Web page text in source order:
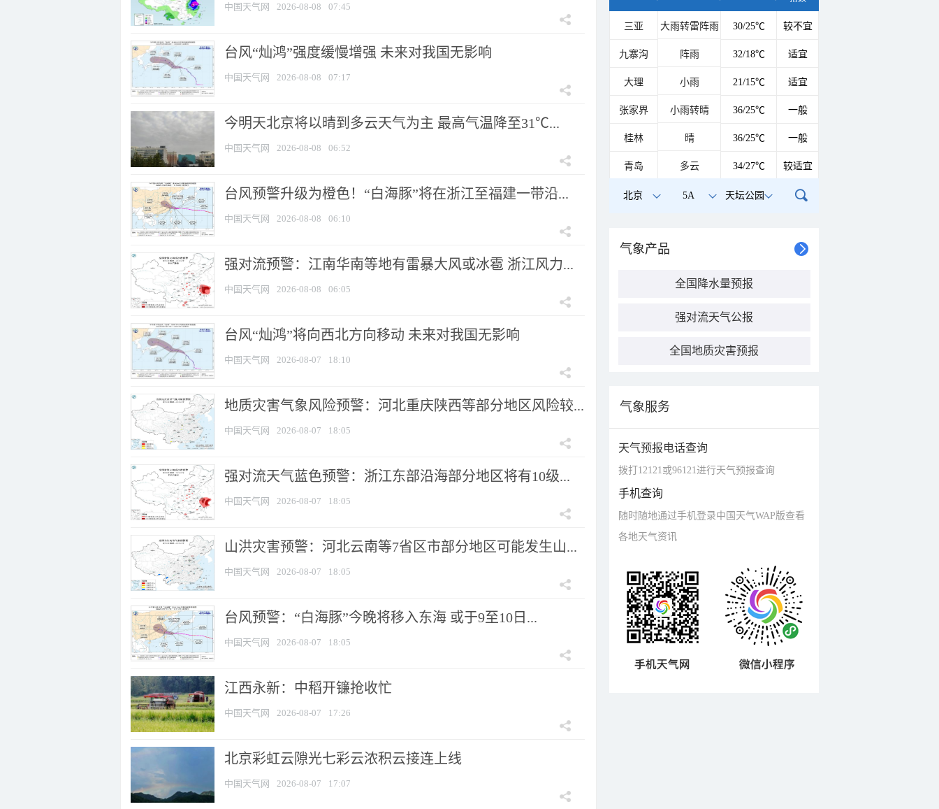
中国天气网 2026-08-08 07:45
台风“灿鸿”强度缓慢增强 未来对我国无影响
中国天气网 2026-08-08 07:17
今明天北京将以晴到多云天气为主 最高气温降至31℃...
中国天气网 2026-08-08 06:52
台风预警升级为橙色！“白海豚”将在浙江至福建一带沿...
中国天气网 2026-08-08 06:10
强对流预警：江南华南等地有雷暴大风或冰雹 浙江风力...
中国天气网 2026-08-08 06:05
台风“灿鸿”将向西北方向移动 未来对我国无影响
中国天气网 2026-08-07 18:10
地质灾害气象风险预警：河北重庆陕西等部分地区风险较...
中国天气网 2026-08-07 18:05
强对流天气蓝色预警：浙江东部沿海部分地区将有10级...
中国天气网 2026-08-07 18:05
山洪灾害预警：河北云南等7省区市部分地区可能发生山...
中国天气网 2026-08-07 18:05
台风预警：“白海豚”今晚将移入东海 或于9至10日...
中国天气网 2026-08-07 18:05
江西永新：中稻开镰抢收忙
中国天气网 2026-08-07 17:26
北京彩虹云隙光七彩云浓积云接连上线
中国天气网 2026-08-07 17:07
三亚 大雨转雷阵雨 30/25℃ 较不宜
九寨沟 阵雨 32/18℃ 适宜
大理 小雨 21/15℃ 适宜
张家界 小雨转晴 36/25℃ 一般
桂林 晴 36/25℃ 一般
青岛 多云 34/27℃ 较适宜
北京 5A 天坛公园
气象产品
全国降水量预报
强对流天气公报
全国地质灾害预报
气象服务
天气预报电话查询
拨打12121或96121进行天气预报查询
手机查询
随时随地通过手机登录中国天气WAP版查看
各地天气资讯